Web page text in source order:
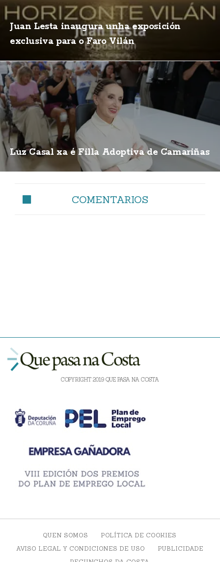
Juan Lesta inaugura unha exposición
exclusiva para o Faro Vilán
Luz Casal xa é Filla Adoptiva de Camariñas
COMENTARIOS
COPYRIGHT 2019 QUE PASA NA COSTA
QUEN SOMOS
POLÍTICA DE COOKIES
AVISO LEGAL Y CONDICIONES DE USO
PUBLICIDADE